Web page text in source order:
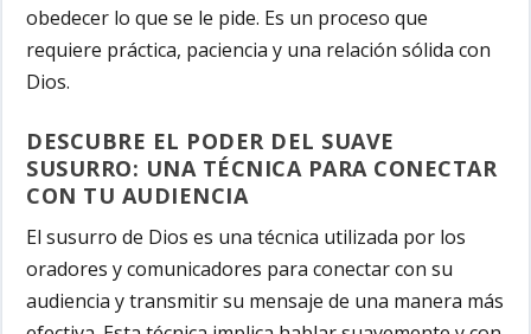
obedecer lo que se le pide. Es un proceso que
requiere práctica, paciencia y una relación sólida con
Dios.
DESCUBRE EL PODER DEL SUAVE
SUSURRO: UNA TÉCNICA PARA CONECTAR
CON TU AUDIENCIA
El susurro de Dios es una técnica utilizada por los
oradores y comunicadores para conectar con su
audiencia y transmitir su mensaje de una manera más